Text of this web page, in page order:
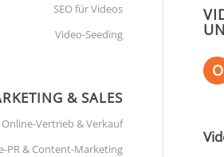
O
SEO für Videos
Video-Seeding
& SALES
Online-Vertrieb & Verkauf
PR & Content-Marketing